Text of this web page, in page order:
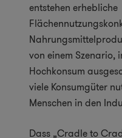
entstehen erhebliche
von einem Szenario,
Hochkonsum
viele Konsumgüter
Menschen in den
Dass „Cradle to